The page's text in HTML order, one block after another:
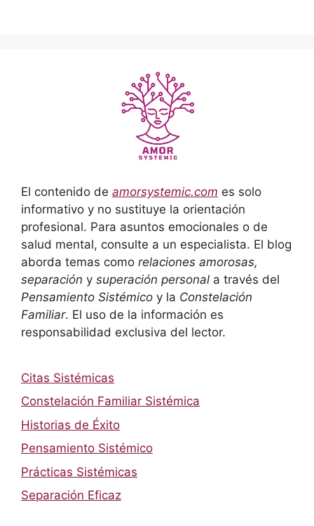
El contenido de amorsystemic.com es solo
informativo y no sustituye la orientación
profesional. Para asuntos emocionales o de
salud mental, consulte a un especialista. El blog
aborda temas como relaciones amorosas,
separación y superación personal a través del
Pensamiento Sistémico y la Constelación
Familiar. El uso de la información es
responsabilidad exclusiva del lector.
Citas Sistémicas
Constelación Familiar Sistémica
Historias de Éxito
Pensamiento Sistémico
Prácticas Sistémicas
Separación Eficaz